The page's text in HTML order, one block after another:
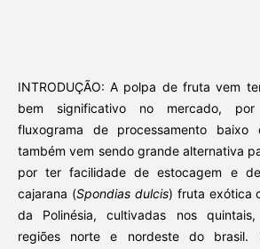
INTRODUÇÃO: A polpa de fruta vem
bem significativo no mercado, por
fluxograma de processamento
também vem sendo grande alternativa
por ter facilidade de estocagem e
cajarana (Spondias dulcis) fruta exótica
da Polinésia, cultivadas nos
regiões norte e nordeste do brasil.